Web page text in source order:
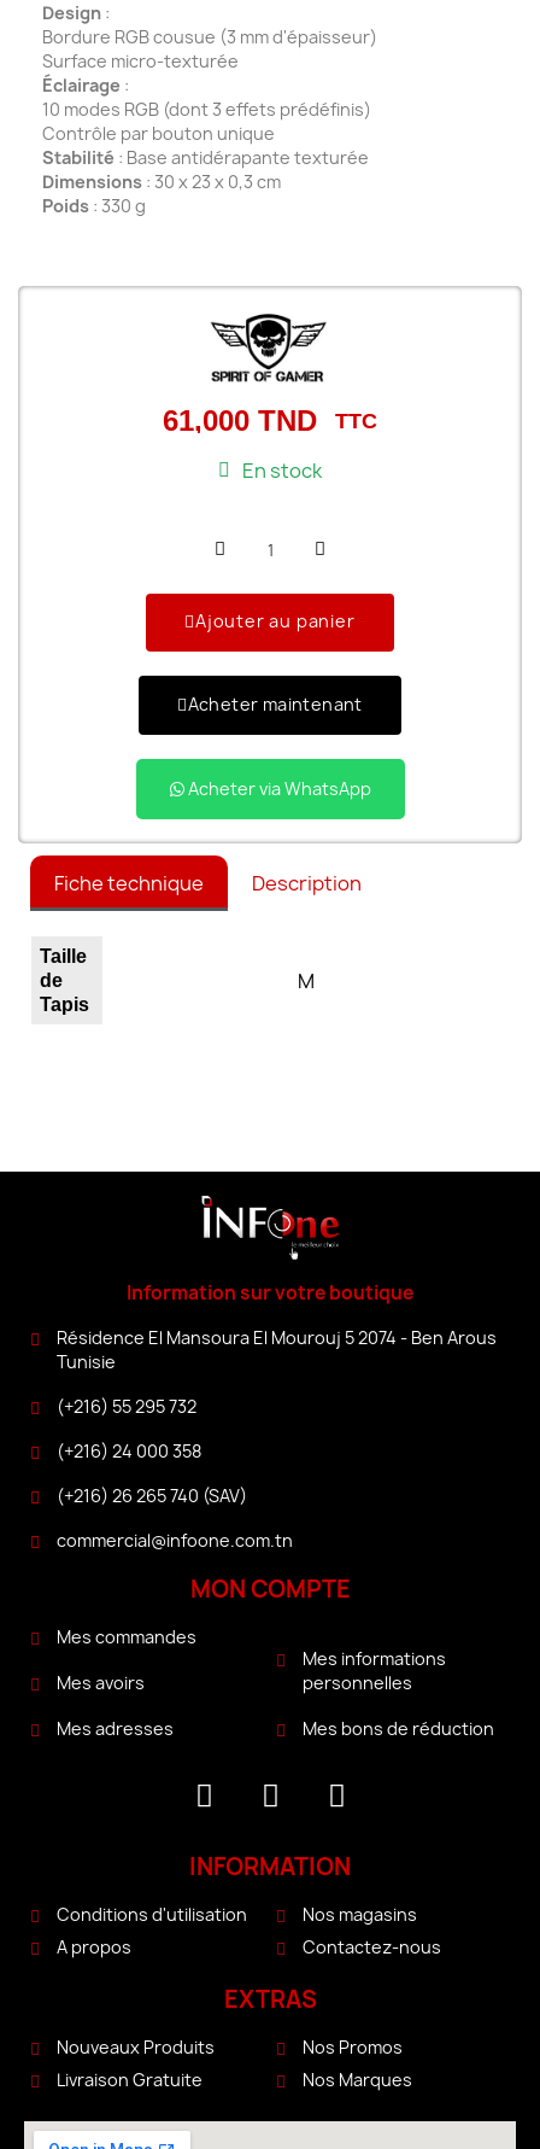
Design :
Bordure RGB cousue (3 mm d'épaisseur)
Surface micro-texturée
Éclairage :
10 modes RGB (dont 3 effets prédéfinis)
Contrôle par bouton unique
Stabilité : Base antidérapante texturée
Dimensions : 30 x 23 x 0,3 cm
Poids : 330 g
61,000 TND TTC
En stock
Ajouter au panier
Acheter maintenant
Acheter via WhatsApp
Fiche technique Description
Taille
de
Tapis
M
Information sur votre boutique
Résidence El Mansoura El Mourouj 5 2074 - Ben Arous
Tunisie
(+216) 55 295 732
(+216) 24 000 358
(+216) 26 265 740 (SAV)
commercial@infoone.com.tn
MON COMPTE
Mes commandes
Mes avoirs
Mes adresses
Mes informations
personnelles
Mes bons de réduction
INFORMATION
Conditions d'utilisation
A propos
Nos magasins
Contactez-nous
EXTRAS
Nouveaux Produits
Livraison Gratuite
Nos Promos
Nos Marques